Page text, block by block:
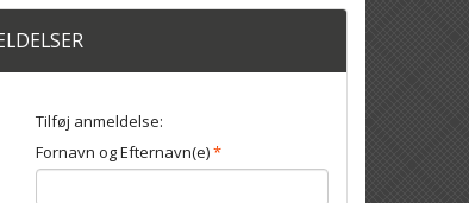
Tilføj anmeldelse:
Fornavn og Efternavn(e)